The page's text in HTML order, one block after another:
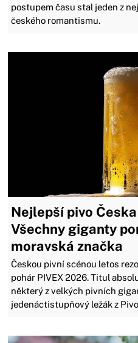
postupem času stal jeden z
českého romantismu.
Nejlepší pivo
Všechny giganty
moravská značka
Českou pivní scénou letos
pohár PIVEX 2026. Titul
některý z velkých pivních
jedenáctistupňový ležák z